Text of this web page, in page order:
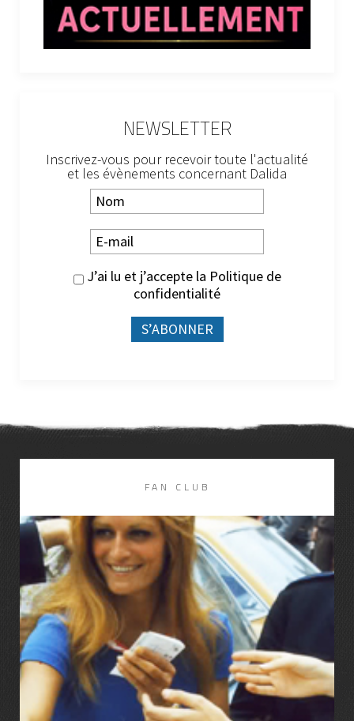
NEWSLETTER
Inscrivez-vous pour recevoir toute l'actualité
et les évènements concernant Dalida
J’ai lu et j’accepte la Politique de
confidentialité
FAN CLUB
LIRE LA SUITE